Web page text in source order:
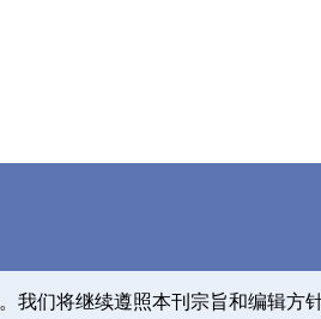
。我们将继续遵照本刊宗旨和编辑方